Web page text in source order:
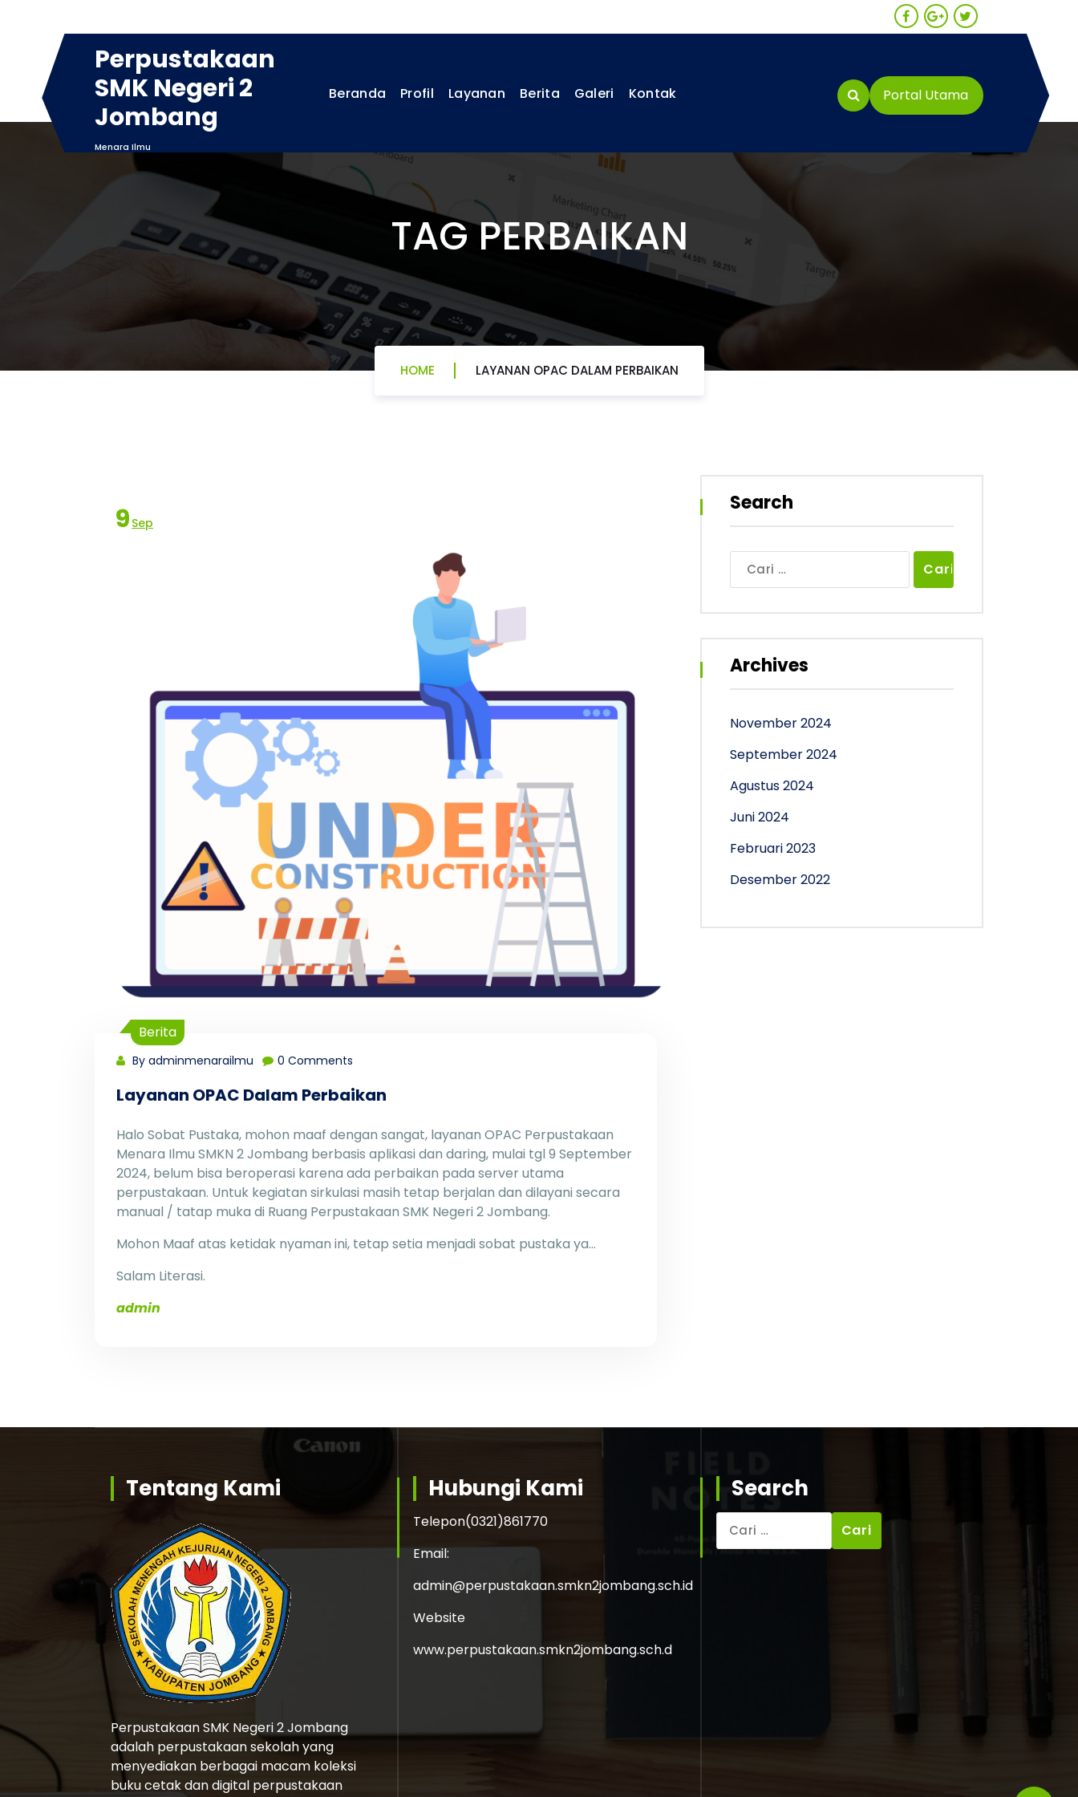
Perpustakaan
SMK Negeri 2
Jombang
Menara Ilmu
Beranda Profil Layanan Berita Galeri Kontak Portal Utama
TAG PERBAIKAN
HOME LAYANAN OPAC DALAM PERBAIKAN
9 Sep
Berita
By adminmenarailmu 0 Comments
Layanan OPAC Dalam Perbaikan
Halo Sobat Pustaka, mohon maaf dengan sangat, layanan OPAC Perpustakaan
Menara Ilmu SMKN 2 Jombang berbasis aplikasi dan daring, mulai tgl 9 September
2024, belum bisa beroperasi karena ada perbaikan pada server utama
perpustakaan. Untuk kegiatan sirkulasi masih tetap berjalan dan dilayani secara
manual / tatap muka di Ruang Perpustakaan SMK Negeri 2 Jombang.
Mohon Maaf atas ketidak nyaman ini, tetap setia menjadi sobat pustaka ya…
Salam Literasi.
admin
Search
untuk:
Archives
November 2024
September 2024
Agustus 2024
Juni 2024
Februari 2023
Desember 2022
Tentang Kami
Perpustakaan SMK Negeri 2 Jombang
adalah perpustakaan sekolah yang
menyediakan berbagai macam koleksi
buku cetak dan digital perpustakaan
Hubungi Kami
Telepon(0321)861770
Email:
admin@perpustakaan.smkn2jombang.sch.id
Website
www.perpustakaan.smkn2jombang.sch.d
Search
untuk: